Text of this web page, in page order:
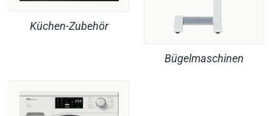
Küchen-Zubehör
Bügelmaschinen